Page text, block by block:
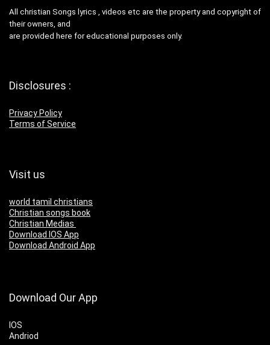
All christian Songs lyrics , videos etc are the property and copyright of
their owners, and
are provided here for educational purposes only.
Disclosures :
Privacy Policy
Terms of Service
Visit us
world tamil christians
Christian songs book
Christian Medias
Download IOS App
Download Android App
Download Our App
IOS
Andriod